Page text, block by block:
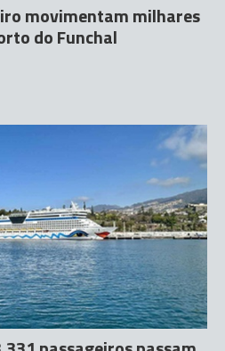
movimentam milhares
do Funchal